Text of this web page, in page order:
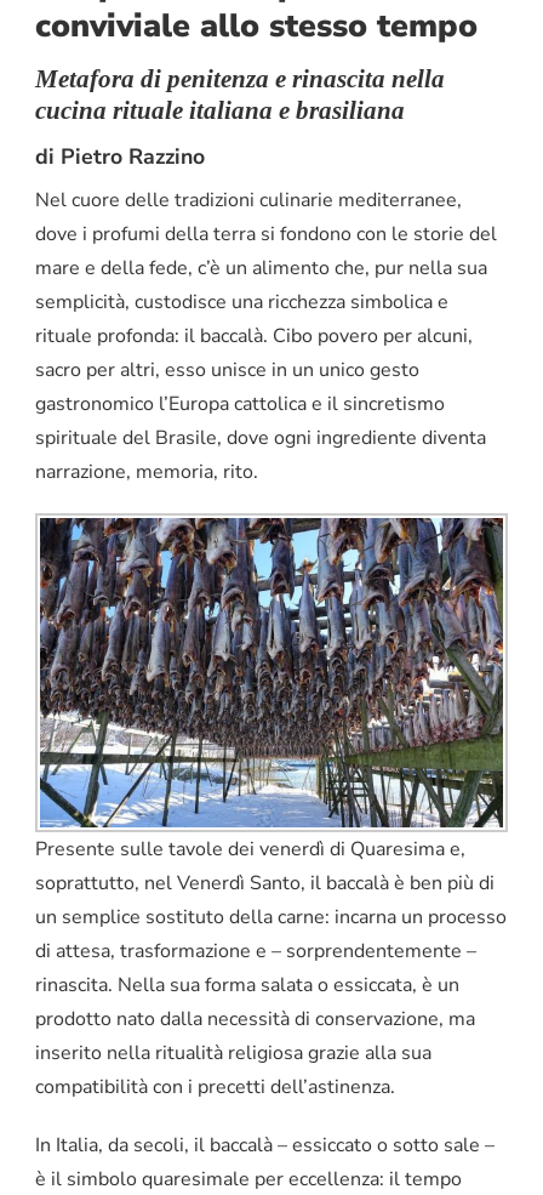
conviviale allo stesso tempo
Metafora di penitenza e rinascita nella
cucina rituale italiana e brasiliana
di Pietro Razzino
Nel cuore delle tradizioni culinarie mediterranee,
dove i profumi della terra si fondono con le storie del
mare e della fede, c’è un alimento che, pur nella sua
semplicità, custodisce una ricchezza simbolica e
rituale profonda: il baccalà. Cibo povero per alcuni,
sacro per altri, esso unisce in un unico gesto
gastronomico l’Europa cattolica e il sincretismo
spirituale del Brasile, dove ogni ingrediente diventa
narrazione, memoria, rito.
Presente sulle tavole dei venerdì di Quaresima e,
soprattutto, nel Venerdì Santo, il baccalà è ben più di
un semplice sostituto della carne: incarna un processo
di attesa, trasformazione e – sorprendentemente –
rinascita. Nella sua forma salata o essiccata, è un
prodotto nato dalla necessità di conservazione, ma
inserito nella ritualità religiosa grazie alla sua
compatibilità con i precetti dell’astinenza.
In Italia, da secoli, il baccalà – essiccato o sotto sale –
è il simbolo quaresimale per eccellenza: il tempo